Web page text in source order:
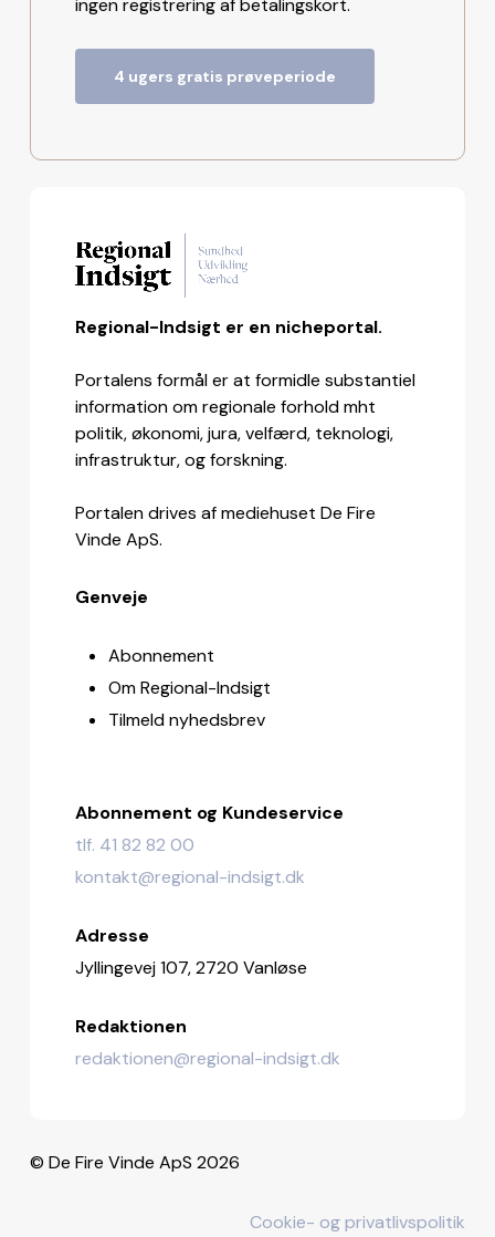
ingen registrering af betalingskort.
4 ugers gratis prøveperiode
Regional-Indsigt er en nicheportal.
Portalens formål er at formidle substantiel
information om regionale forhold mht
politik, økonomi, jura, velfærd, teknologi,
infrastruktur, og forskning.
Portalen drives af mediehuset De Fire
Vinde ApS.
Genveje
Abonnement
Om Regional-Indsigt
Tilmeld nyhedsbrev
Abonnement og Kundeservice
tlf. 41 82 82 00
kontakt@regional-indsigt.dk
Adresse
Jyllingevej 107, 2720 Vanløse
Redaktionen
redaktionen@regional-indsigt.dk
© De Fire Vinde ApS 2026
Cookie- og privatlivspolitik